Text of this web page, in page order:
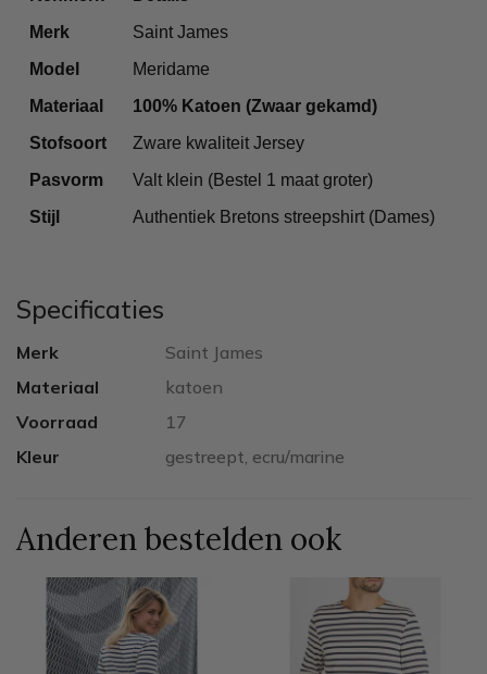
Merk
Saint James
Model
Meridame
Materiaal
100% Katoen (Zwaar gekamd)
Stofsoort
Zware kwaliteit Jersey
Pasvorm
Valt klein (Bestel 1 maat groter)
Stijl
Authentiek Bretons streepshirt (Dames)
Specificaties
Merk
Saint James
Materiaal
katoen
Voorraad
17
Kleur
gestreept, ecru/marine
Anderen bestelden ook